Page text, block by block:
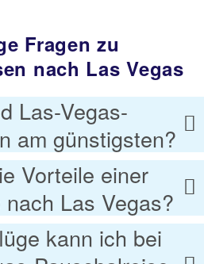
Fragen zu
nach Las Vegas
Las-Vegas-
am günstigsten?
Vorteile einer
Las Vegas?
kann ich bei